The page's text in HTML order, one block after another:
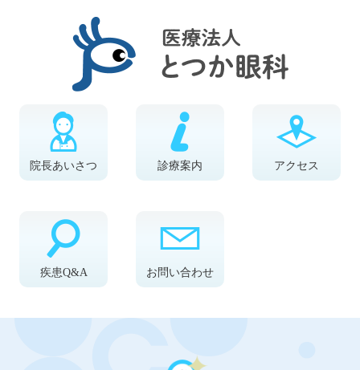
院長あいさつ 診療案内 アクセス
疾患Q&A お問い合わせ